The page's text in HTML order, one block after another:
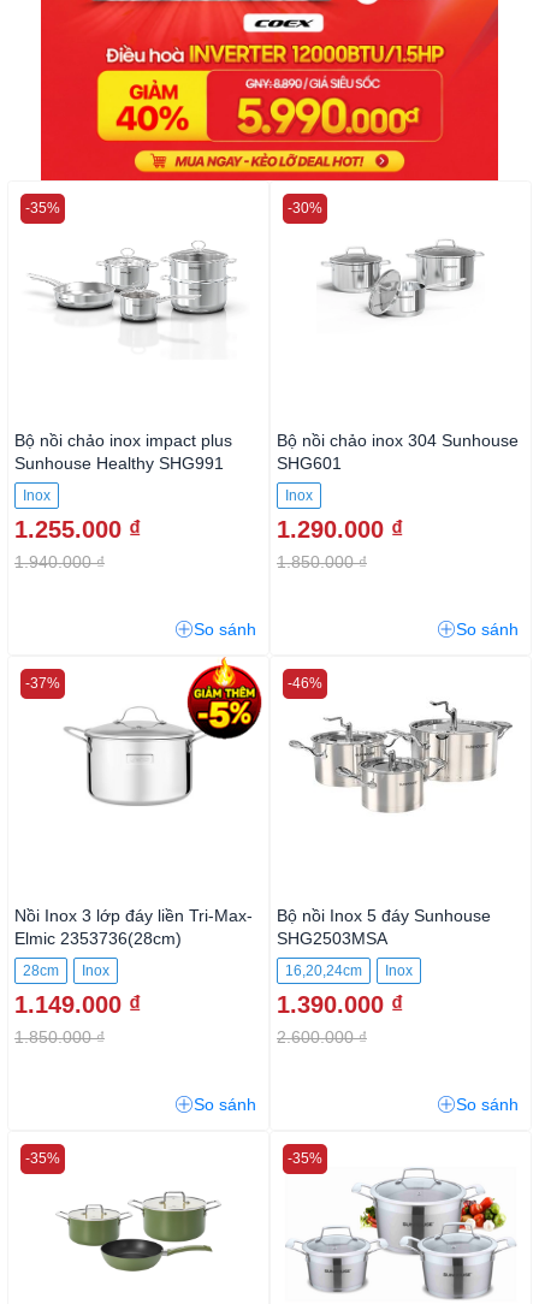
Bộ nồi chảo inox impact plus
Sunhouse Healthy SHG991
Inox
1.255.000 ₫
1.940.000 ₫
-35%
So sánh
Bộ nồi chảo inox 304 Sunhouse
SHG601
Inox
1.290.000 ₫
1.850.000 ₫
-30%
So sánh
Nồi Inox 3 lớp đáy liền Tri-Max-
Elmic 2353736(28cm)
28cm Inox
1.149.000 ₫
1.850.000 ₫
-37%
So sánh
Bộ nồi Inox 5 đáy Sunhouse
SHG2503MSA
16,20,24cm Inox
1.390.000 ₫
2.600.000 ₫
-46%
So sánh
-35% -35%